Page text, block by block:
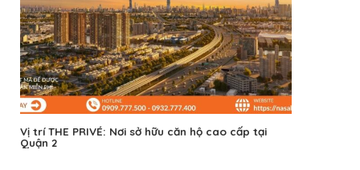
Vị trí THE PRIVÉ: Nơi sở hữu căn hộ cao cấp tại
Quận 2